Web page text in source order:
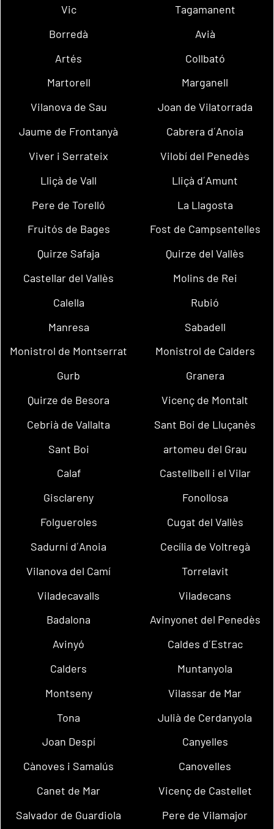
Vic
Tagamanent
Borredà
Avià
Artés
Collbató
Martorell
Marganell
Vilanova de Sau
Joan de Vilatorrada
Jaume de Frontanyà
Cabrera d´Anoia
Viver i Serrateix
Vilobí del Penedès
Lliçà de Vall
Lliçà d´Amunt
Pere de Torelló
La Llagosta
Fruitós de Bages
Fost de Campsentelles
Quirze Safaja
Quirze del Vallès
Castellar del Vallès
Molins de Rei
Calella
Rubió
Manresa
Sabadell
Monistrol de Montserrat
Monistrol de Calders
Gurb
Granera
Quirze de Besora
Vicenç de Montalt
Cebrià de Vallalta
Sant Boi de Lluçanès
Sant Boi
artomeu del Grau
Calaf
Castellbell i el Vilar
Gisclareny
Fonollosa
Folgueroles
Cugat del Vallès
Sadurní d´Anoia
Cecília de Voltregà
Vilanova del Camí
Torrelavit
Viladecavalls
Viladecans
Badalona
Avinyonet del Penedès
Avinyó
Caldes d´Estrac
Calders
Muntanyola
Montseny
Vilassar de Mar
Tona
Julià de Cerdanyola
Joan Despí
Canyelles
Cànoves i Samalús
Canovelles
Canet de Mar
Vicenç de Castellet
Salvador de Guardiola
Pere de Vilamajor